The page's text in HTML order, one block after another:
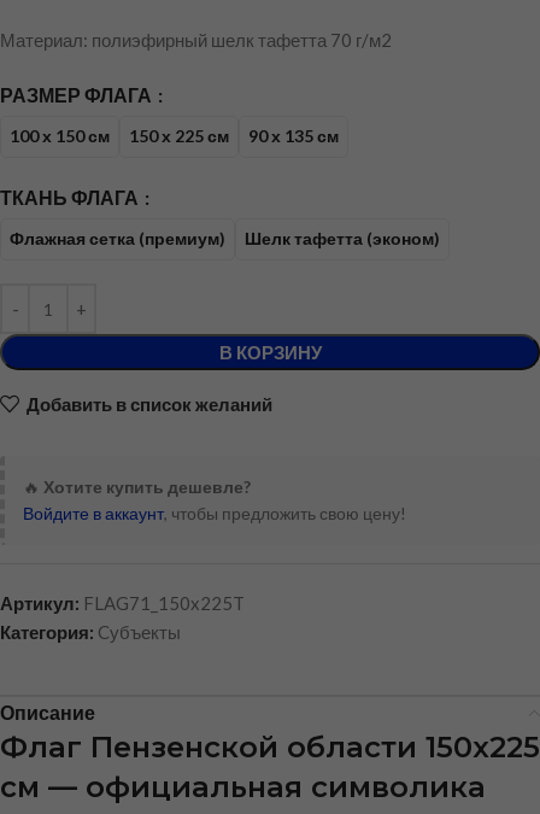
Материал: полиэфирный шелк тафетта 70 г/м2
РАЗМЕР ФЛАГА
100 х 150 см 150 х 225 см 90 х 135 см
ТКАНЬ ФЛАГА
Флажная сетка (премиум) Шелк тафетта (эконом)
В КОРЗИНУ
Добавить в список желаний
🔥 Хотите купить дешевле?
Войдите в аккаунт, чтобы предложить свою цену!
Артикул: FLAG71_150x225T
Категория: Cубъекты
Описание
Флаг Пензенской области 150х225
см — официальная символика